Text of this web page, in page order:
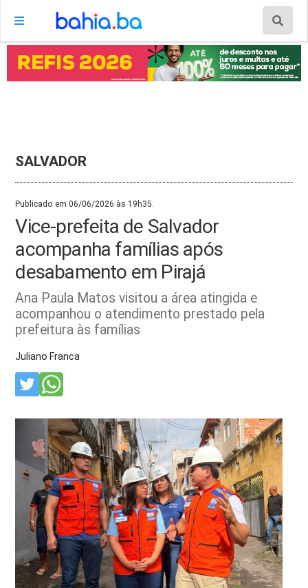
SALVADOR
Publicado em 06/06/2026 às 19h35.
Vice-prefeita de Salvador
acompanha famílias após
desabamento em Pirajá
Ana Paula Matos visitou a área atingida e
acompanhou o atendimento prestado pela
prefeitura às famílias
Juliano Franca